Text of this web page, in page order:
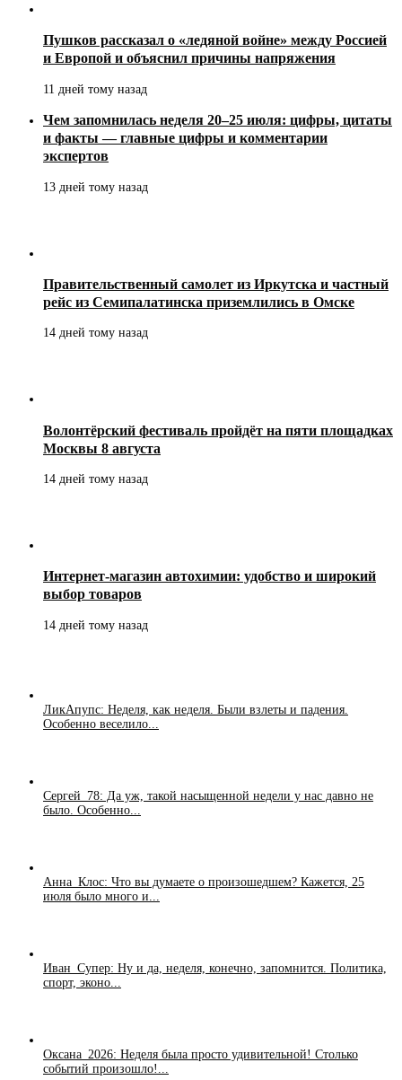
Пушков рассказал о «ледяной войне» между Россией
и Европой и объяснил причины напряжения
11 дней тому назад
Чем запомнилась неделя 20–25 июля: цифры, цитаты
и факты — главные цифры и комментарии
экспертов
13 дней тому назад
Правительственный самолет из Иркутска и частный
рейс из Семипалатинска приземлились в Омске
14 дней тому назад
Волонтёрский фестиваль пройдёт на пяти площадках
Москвы 8 августа
14 дней тому назад
Интернет-магазин автохимии: удобство и широкий
выбор товаров
14 дней тому назад
ЛикАпупс: Неделя, как неделя. Были взлеты и падения.
Особенно веселило...
Сергей_78: Да уж, такой насыщенной недели у нас давно не
было. Особенно...
Анна_Клос: Что вы думаете о произошедшем? Кажется, 25
июля было много и...
Иван_Супер: Ну и да, неделя, конечно, запомнится. Политика,
спорт, эконо...
Оксана_2026: Неделя была просто удивительной! Столько
событий произошло!...